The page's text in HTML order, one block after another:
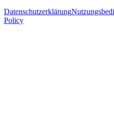
Datenschutzerklärung
Policy